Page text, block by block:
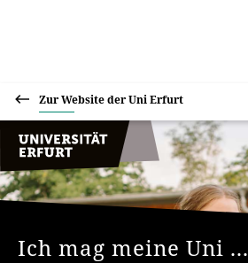
Zur Website der Uni Erfurt
Ich mag meine Uni ...